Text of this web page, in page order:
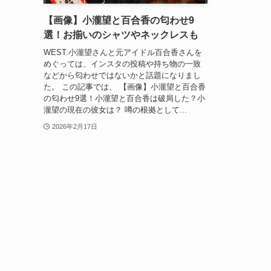
【画像】小瀧望と百合香の匂わせ9
選！お揃いのシャツやネックレスも
WEST.小瀧望さんと元アイドル百合香さんを
めぐっては、インスタの投稿や持ち物の一致
などから匂わせではないかと話題になりまし
た。 この記事では、 【画像】小瀧望と百合香
の匂わせ9選！小瀧望と百合香は破局した？小
瀧望の現在の彼女は？ 噂の根拠として...
2026年2月17日